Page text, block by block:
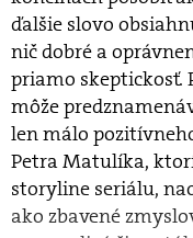
ďalšie slovo
nič dobré a
priamo skeptickosť.
môže
len málo
Petra Matulíka,
storyline seriálu,
ako zbavené